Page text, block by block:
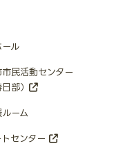
ール
民活動センター
部）
ーム
センター